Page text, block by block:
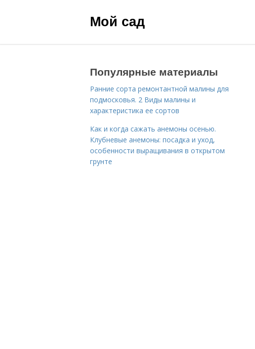
Мой сад
Популярные материалы
Ранние сорта ремонтантной малины для
подмосковья. 2 Виды малины и
характеристика ее сортов
Как и когда сажать анемоны осенью.
Клубневые анемоны: посадка и уход,
особенности выращивания в открытом
грунте